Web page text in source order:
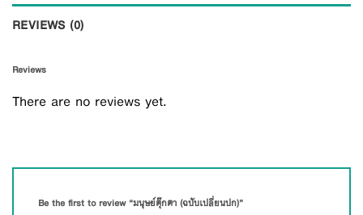
REVIEWS (0)
Reviews
There are no reviews yet.
Be the first to review “มนุษย์ตุ๊กตา (ฉบับเปลี่ยนปก)”